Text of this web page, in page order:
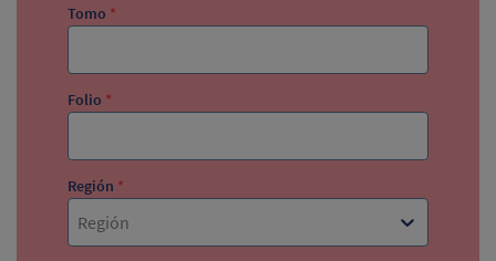
Tomo *
Folio *
Región *
Región